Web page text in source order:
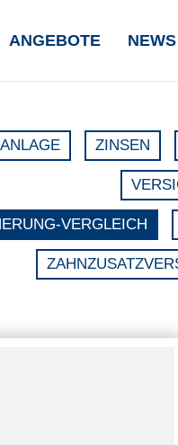
ANGEBOTE NEWS
ZINSEN
VERGLEICH